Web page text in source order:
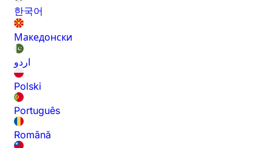
한국어
Македонски
اردو
Polski
Português
Română